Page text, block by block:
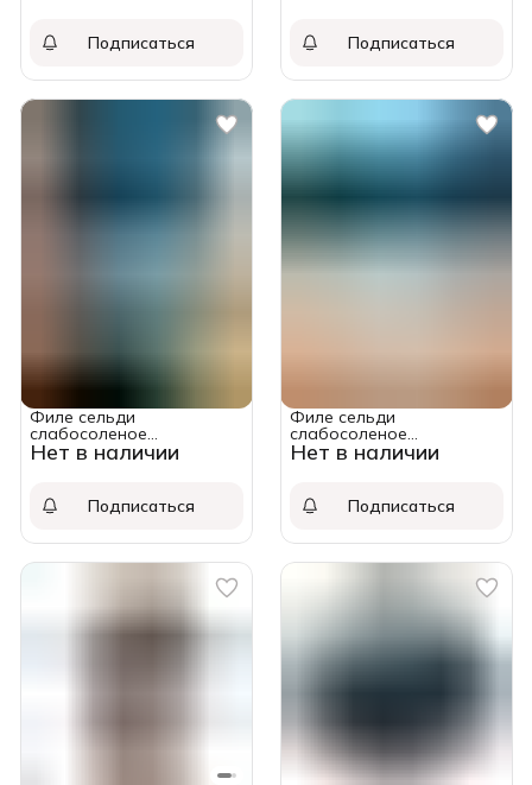
Подписаться
Подписаться
Нет в наличии
Филе сельди
слабосоленое
"Традиционный посол".
Подписаться
Нет в наличии
Филе сельди
слабосоленое
"Бочковая". Русское
Подписаться